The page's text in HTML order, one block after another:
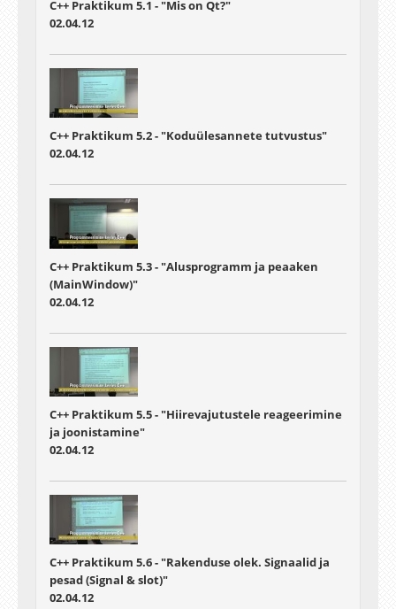
C++ Praktikum 5.1 - "Mis on Qt?"
02.04.12
C++ Praktikum 5.2 - "Koduülesannete tutvustus"
02.04.12
C++ Praktikum 5.3 - "Alusprogramm ja peaaken
(MainWindow)"
02.04.12
C++ Praktikum 5.5 - "Hiirevajutustele reageerimine
ja joonistamine"
02.04.12
C++ Praktikum 5.6 - "Rakenduse olek. Signaalid ja
pesad (Signal & slot)"
02.04.12